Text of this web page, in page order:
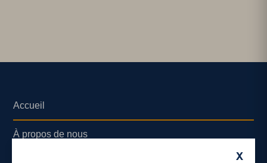
X
Accueil
À propos de nous